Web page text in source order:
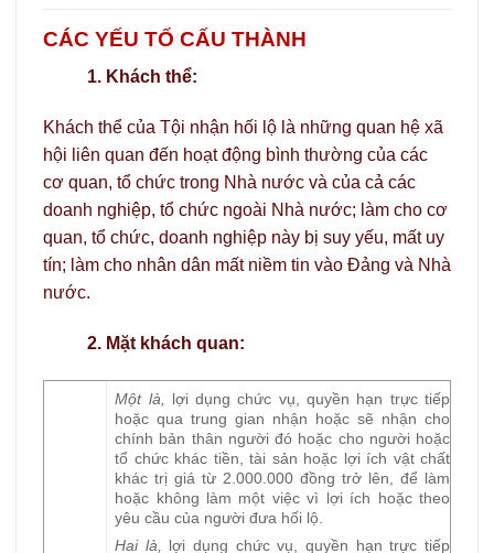
CÁC YẾU TỐ CẤU THÀNH
1. Khách thể:
Khách thể của Tội nhận hối lộ là những quan hệ xã
hội liên quan đến hoạt động bình thường của các
cơ quan, tổ chức trong Nhà nước và của cả các
doanh nghiệp, tổ chức ngoài Nhà nước; làm cho cơ
quan, tổ chức, doanh nghiệp này bị suy yếu, mất uy
tín; làm cho nhân dân mất niềm tin vào Đảng và Nhà
nước.
2. Mặt khách quan:
Một là,
lợi dụng chức vụ, quyền hạn trực tiếp
hoặc qua trung gian nhận hoặc sẽ nhận cho
chính bản thân người đó hoặc cho người hoặc
tổ chức khác tiền, tài sản hoặc lợi ích vật chất
khác trị giá từ 2.000.000 đồng trở lên, để làm
hoặc không làm một việc vì lợi ích hoặc theo
yêu cầu của người đưa hối lộ.
Hai là,
lợi dụng chức vụ, quyền hạn trực tiếp